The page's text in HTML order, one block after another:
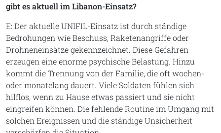
gibt es aktuell im Libanon-Einsatz?
E: Der aktuelle UNIFIL-Einsatz ist durch ständige
Bedrohungen wie Beschuss, Raketenangriffe oder
Drohneneinsätze gekennzeichnet. Diese Gefahren
erzeugen eine enorme psychische Belastung. Hinzu
kommt die Trennung von der Familie, die oft wochen-
oder monatelang dauert. Viele Soldaten fühlen sich
hilflos, wenn zu Hause etwas passiert und sie nicht
eingreifen können. Die fehlende Routine im Umgang mit
solchen Ereignissen und die ständige Unsicherheit